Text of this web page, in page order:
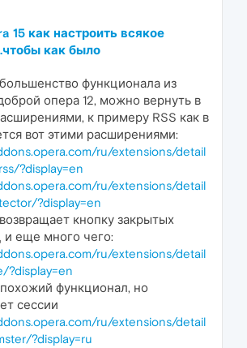
15 как настроить всякое
как было
функционала из
опера 12, можно вернуть в
к примеру RSS как в
вот этими расширениями:
ru/extensions/detail
?display=en
ru/extensions/detail
?display=en
кнопку закрытых
и еще много чего:
ru/extensions/detail
?display=en
функционал, но
сессии
ru/extensions/detail
?display=ru